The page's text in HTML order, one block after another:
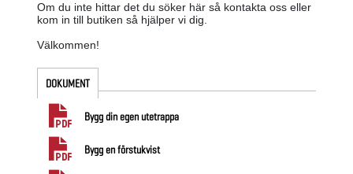
Om du inte hittar det du söker här så kontakta oss eller
kom in till butiken så hjälper vi dig.
Välkommen!
DOKUMENT
Bygg din egen utetrappa
Bygg en förstukvist